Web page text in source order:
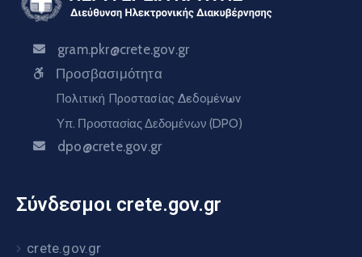
gram.pkr@crete.gov.gr
Προσβασιμότητα
Πολιτική Προστασίας Δεδομένων
Υπ. Προστασίας Δεδομένων (DPO)
dpo@crete.gov.gr
Σύνδεσμοι crete.gov.gr
crete.gov.gr